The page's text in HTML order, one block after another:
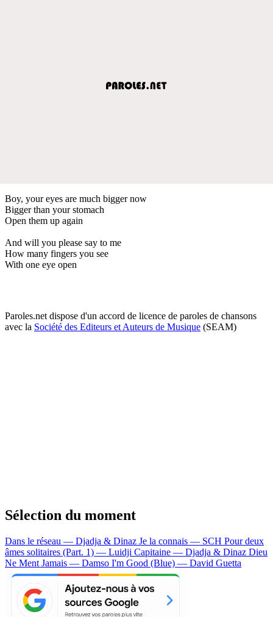
Boy, your eyes are much bigger now
Bigger than your stomach
Open them up again
And will you please say to me
How many fingers you see
With one eye open
Paroles.net dispose d'un accord de licence de paroles de chansons
avec la Société des Editeurs et Auteurs de Musique (SEAM)
Sélection du moment
Dans le réseau — Djadja & Dinaz Je la connais — SCH Pour deux
âmes solitaires (Part. 1) — Luidji Capitaine — Djadja & Dinaz Dieu
Ne Ment Jamais — Damso I'm Good (Blue) — David Guetta